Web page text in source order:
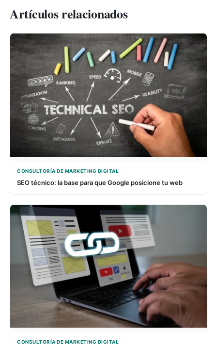
Artículos relacionados
CONSULTORÍA DE MARKETING DIGITAL
SEO técnico: la base para que Google posicione tu web
CONSULTORÍA DE MARKETING DIGITAL